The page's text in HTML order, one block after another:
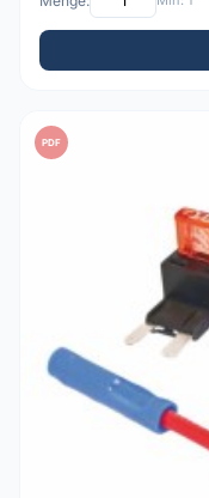
PDF